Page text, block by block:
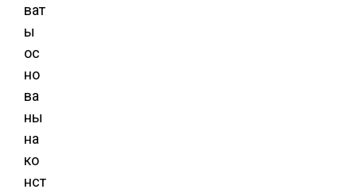
ват
ы
ос
но
ва
ны
на
ко
нст